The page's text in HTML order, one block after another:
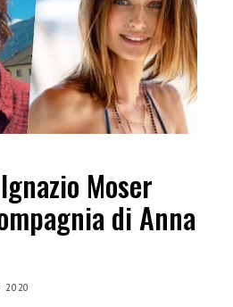
Moser
di Anna
2020